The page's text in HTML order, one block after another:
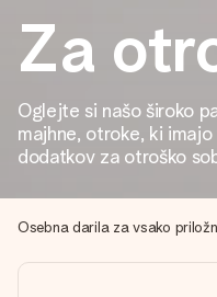
4,8 (na podlagi
Naša darila
V nekaj preprostih
Za
Oglejte si našo široko
majhne, otroke, ki
dodatkov za otroško
Osebna darila za vsako